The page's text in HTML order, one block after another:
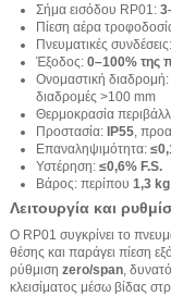
Σήμα εισόδου RP01:
Πίεση αέρα
Πνευματικές συνδέσεις:
Έξοδος: 0–100% της
Ονομαστική διαδρομή:
διαδρομές >100 mm
Θερμοκρασία
Προστασία: IP55 ,
Επαναληψιμότητα:
Υστέρηση: ≤0,6% F.S.
Βάρος: περίπου 1,3 kg
Λειτουργία και
Ο RP01 συγκρίνει το
θέσης και παράγει πίεση
ρύθμιση zero/span,
κλεισίματος μέσω βίδας